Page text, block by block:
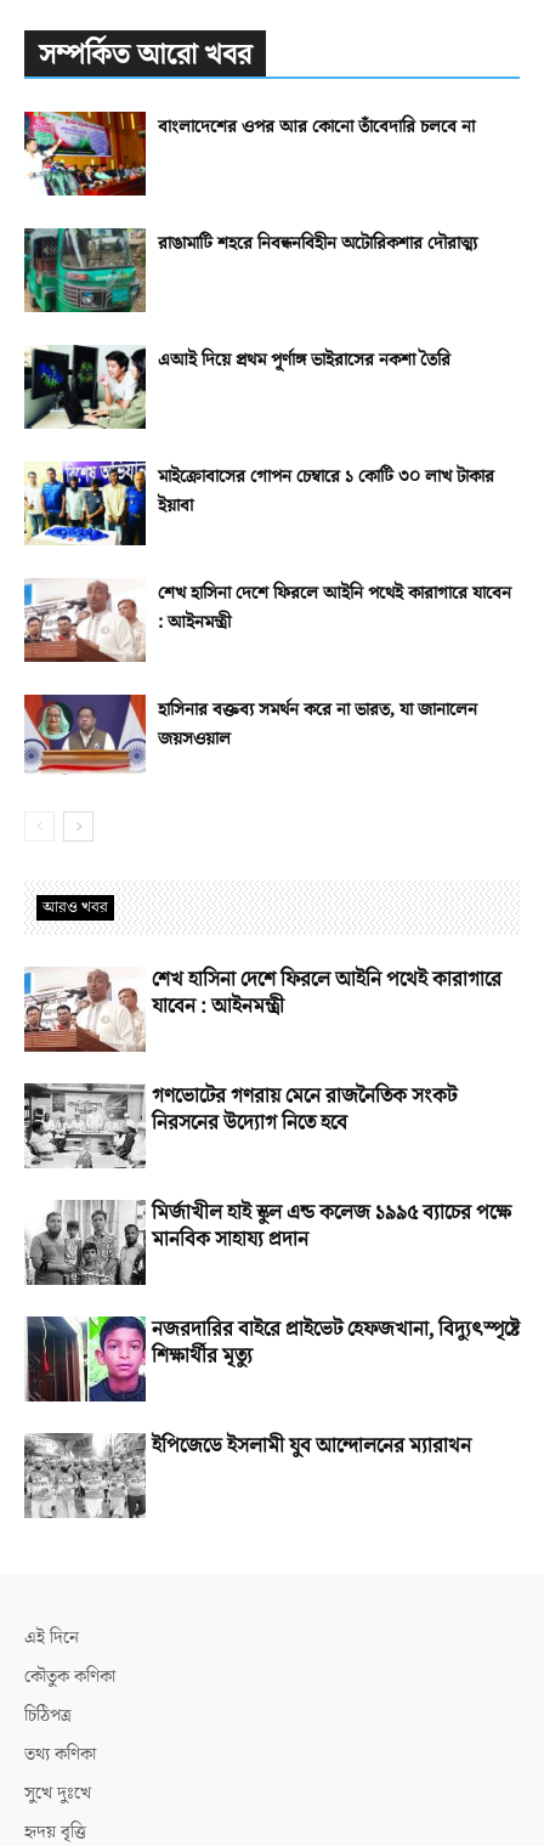
সম্পর্কিত আরো খবর
বাংলাদেশের ওপর আর কোনো তাঁবেদারি চলবে না
রাঙামাটি শহরে নিবন্ধনবিহীন অটোরিকশার দৌরাত্ম্য
এআই দিয়ে প্রথম পূর্ণাঙ্গ ভাইরাসের নকশা তৈরি
মাইক্রোবাসের গোপন চেম্বারে ১ কোটি ৩০ লাখ টাকার
ইয়াবা
শেখ হাসিনা দেশে ফিরলে আইনি পথেই কারাগারে যাবেন
: আইনমন্ত্রী
হাসিনার বক্তব্য সমর্থন করে না ভারত, যা জানালেন
জয়সওয়াল
আরও খবর
শেখ হাসিনা দেশে ফিরলে আইনি পথেই কারাগারে
যাবেন : আইনমন্ত্রী
গণভোটের গণরায় মেনে রাজনৈতিক সংকট
নিরসনের উদ্যোগ নিতে হবে
মির্জাখীল হাই স্কুল এন্ড কলেজ ১৯৯৫ ব্যাচের পক্ষে
মানবিক সাহায্য প্রদান
নজরদারির বাইরে প্রাইভেট হেফজখানা, বিদ্যুৎস্পৃষ্টে
শিক্ষার্থীর মৃত্যু
ইপিজেডে ইসলামী যুব আন্দোলনের ম্যারাথন
এই দিনে
কৌতুক কণিকা
চিঠিপত্র
তথ্য কণিকা
সুখে দুঃখে
হৃদয় বৃত্তি